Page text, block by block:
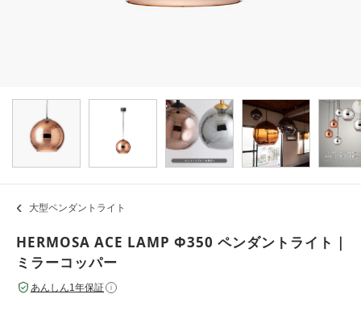
大型ペンダントライト
HERMOSA ACE LAMP Φ350 ペンダントライト｜
ミラーコッパー
あんしん1年保証 i